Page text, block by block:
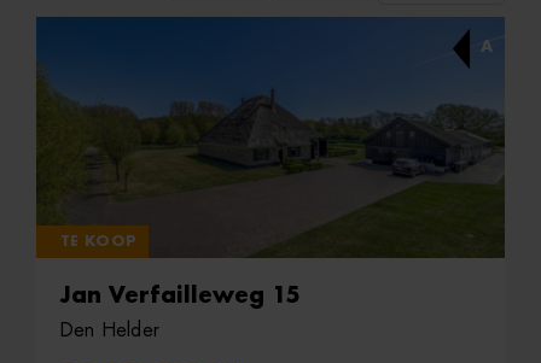
A
TE KOOP
Jan Verfailleweg 15
Den Helder